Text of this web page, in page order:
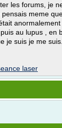
les forums, je
meme
au lupus , en
je suis je me
laser